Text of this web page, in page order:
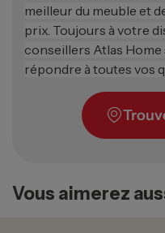
meilleur du meuble et
prix. Toujours à votre
conseillers Atlas
répondre à toutes vos
Vous aimerez